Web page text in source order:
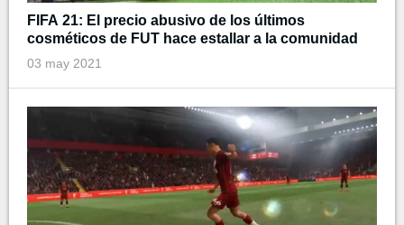
FIFA 21: El precio abusivo de los últimos
cosméticos de FUT hace estallar a la comunidad
03 may 2021